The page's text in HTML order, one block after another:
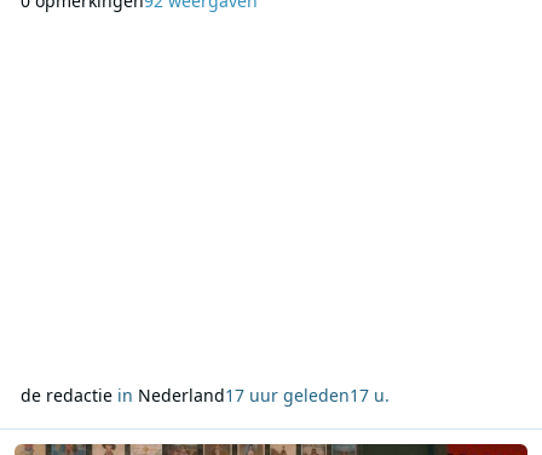
dag met een zeezenderuur van 09:00 tot 10:00 uur. Deze
de redactiein Nederland17 uur geleden17 u.
Lees meer over Beeld & Geluid geeft nationale muziekcollectie